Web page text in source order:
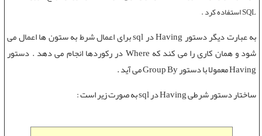
SQL استفاده کرد .
به عبارت ديگردستور Having
در sql برای اعمال شرط به ستون ها اعمال می
شود و همان کاری را می کند که Where در رکوردها انجام می دهد .
دستور
Havingمعمولا بادستور Group By
می آيد .
ساختاردستور شرطی Having در sql به صورت زیر است :